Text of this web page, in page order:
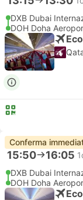
DXB Dubai
DOH Doha
Conferma
15:50 16:05
DXB Dubai
DOH Doha